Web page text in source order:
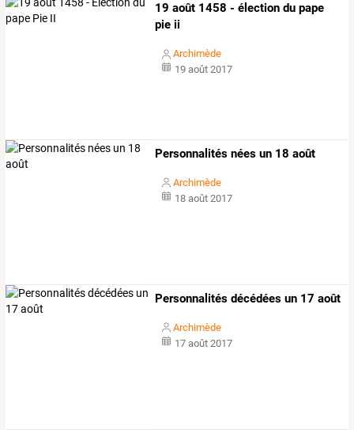
19 août 1458 - élection du pape
pie ii
Archimède
19 août 2017
Personnalités nées un 18 août
Archimède
18 août 2017
Personnalités décédées un 17 août
Archimède
17 août 2017